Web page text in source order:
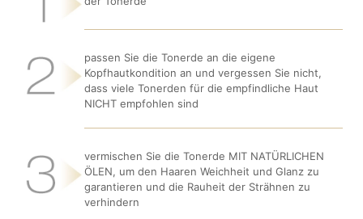
passen Sie die Tonerde an die eigene
Kopfhautkondition an und vergessen Sie nicht,
dass viele Tonerden für die empfindliche Haut
NICHT empfohlen sind
vermischen Sie die Tonerde MIT NATÜRLICHEN
ÖLEN, um den Haaren Weichheit und Glanz zu
garantieren und die Rauheit der Strähnen zu
verhindern